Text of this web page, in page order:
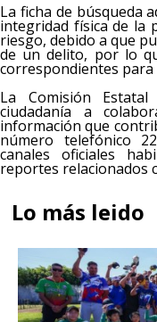
La ficha de búsqueda
integridad física de la
riesgo, debido a que
de un delito, por lo
correspondientes para
La Comisión
ciudadanía a
información que
número telefónico
canales oficiales
reportes relacionados
Lo más leido